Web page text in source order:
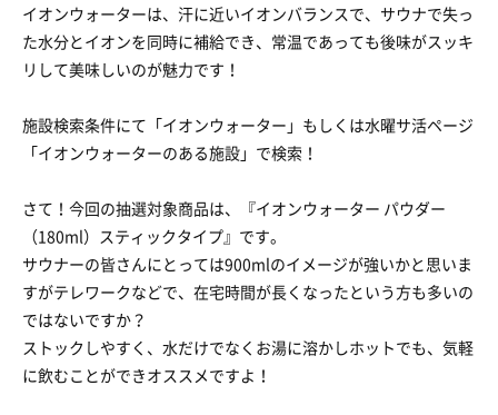
イオンウォーターは、汗に近いイオンバランスで、サウナで失っ
た水分とイオンを同時に補給でき、常温であっても後味がスッキ
リして美味しいのが魅力です！
施設検索条件にて「イオンウォーター」もしくは水曜サ活ページ
「イオンウォーターのある施設」で検索！
さて！今回の抽選対象商品は、『イオンウォーター パウダー
（180ml）スティックタイプ』です。
サウナーの皆さんにとっては900mlのイメージが強いかと思いま
すがテレワークなどで、在宅時間が長くなったという方も多いの
ではないですか？
ストックしやすく、水だけでなくお湯に溶かしホットでも、気軽
に飲むことができオススメですよ！